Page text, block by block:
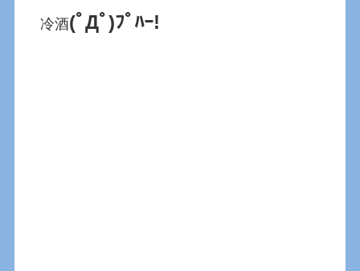
冷酒(ﾟДﾟ)ﾌﾟﾊｰ!